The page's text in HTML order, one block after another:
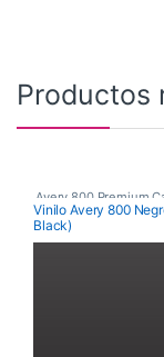
Productos
Avery 800 Premium
Vinilo Avery 800
Black)